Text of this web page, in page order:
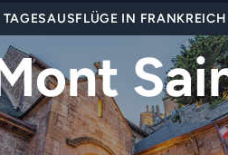
TAGESAUSFLÜGE IN FRANKREICH